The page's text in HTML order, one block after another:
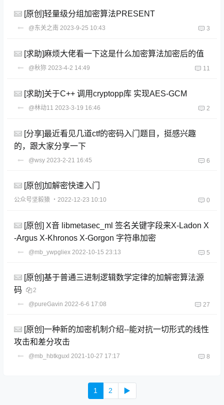
[原创]轻量级分组加密算法PRESENT
@东关之南 2023-9-25 10:43 3
[求助]麻烦大佬看一下这是什么加密算法加密后的值
@秋狝 2023-4-2 14:49 11
[求助]关于C++ 调用cryptopp库 实现AES-GCM
@林动11 2023-3-19 16:46 2
[分享]最近看见几道ctf的密码入门题目，挺感兴趣
的，跟大家分享一下
@wsy 2023-2-21 16:45 6
[原创]加解密快速入门
公众号坚毅猿 ・2022-12-23 10:10 0
[原创] X音 libmetasec_ml 签名关键字段来X-Ladon X
-Argus X-Khronos X-Gorgon 字符串加密
@mb_ywpgliex 2022-10-15 23:13 5
[原创]基于普通三进制逻辑数学定律的加解密算法源
码
2
@pureGavin 2022-6-6 17:08 27
[原创]一种新的加密机制介绍--能对抗一切形式的线性
攻击和差分攻击
@mb_hbtkguxl 2021-10-27 17:17 8
1 2 ▶